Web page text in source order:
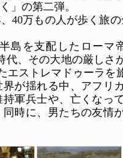
」の第二弾。
40万もの人が歩く旅
島を支配したローマ
代、その大地の厳しさ
エストレマドゥーラを
が揺れる中、アフリ
軍兵士や、亡くなっ
時に、男たちの友情